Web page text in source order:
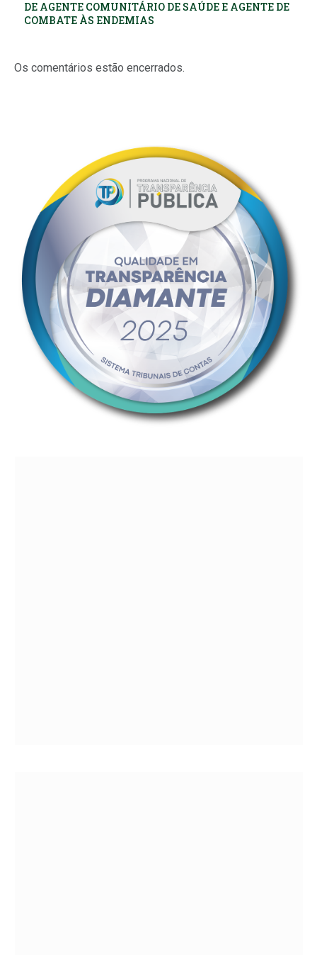
DE AGENTE COMUNITÁRIO DE SAÚDE E AGENTE DE
COMBATE ÀS ENDEMIAS
Os comentários estão encerrados.